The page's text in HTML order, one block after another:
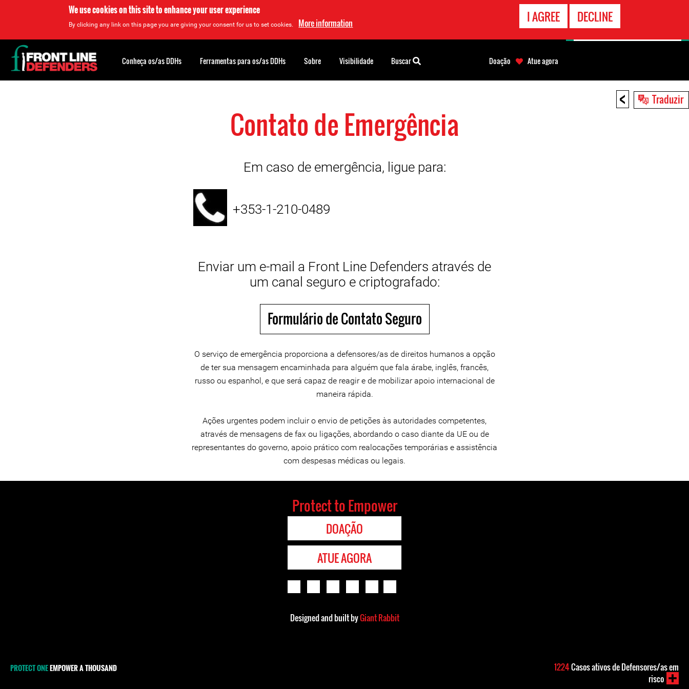
We use cookies on this site to enhance your user experience
By clicking any link on this page you are giving your consent for us to set cookies. More information I AGREE DECLINE
< Traduzir
Contato de Emergência
Em caso de emergência, ligue para:
+353-1-210-0489
Enviar um e-mail a Front Line Defenders através de
um canal seguro e criptografado:
Formulário de Contato Seguro
O serviço de emergência proporciona a defensores/as de direitos humanos a opção
de ter sua mensagem encaminhada para alguém que fala árabe, inglês, francês,
russo ou espanhol, e que será capaz de reagir e de mobilizar apoio internacional de
maneira rápida.
Ações urgentes podem incluir o envio de petições às autoridades competentes,
através de mensagens de fax ou ligações, abordando o caso diante da UE ou de
representantes do governo, apoio prático com realocações temporárias e assistência
com despesas médicas ou legais.
Back
to
top
Conheça os/as DDHs Ferramentas para os/as DDHs Sobre Visibilidade Buscar Doação Atue agora
Protect to Empower
DOAÇÃO
ATUE AGORA
Designed and built byGiant Rabbit
PROTECT ONEEMPOWER A THOUSAND
CONTATO
EMERGÊNCIA
1224Casos ativos de Defensores/as em
risco